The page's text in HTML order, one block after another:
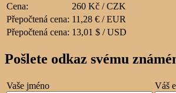
Cena:
260 Kč / CZK
Přepočtená cena: 11,28 € / EUR
Přepočtená cena: 13,01 $ / USD
Pošlete odkaz svému
Vaše jméno Váš